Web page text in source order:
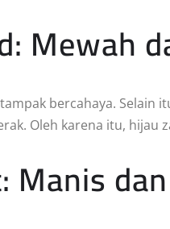
Mewah
bercahaya. Selain
Oleh karena itu, hijau
Manis